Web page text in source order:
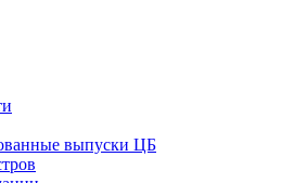
выпуски ЦБ